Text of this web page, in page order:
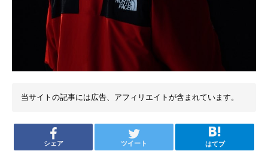
当サイトの記事には広告、アフィリエイトが含まれています。
シェア ツイート はてブ